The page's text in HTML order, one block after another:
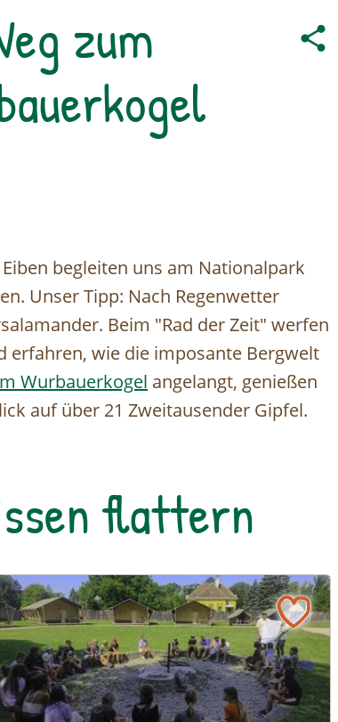
zum
begleiten uns am Nationalpark
Unser Tipp: Nach Regenwetter
Beim "Rad der Zeit" werfen
erfahren, wie die imposante Bergwelt
Wurbauerkogel angelangt, genießen
auf über 21 Zweitausender Gipfel.
flattern